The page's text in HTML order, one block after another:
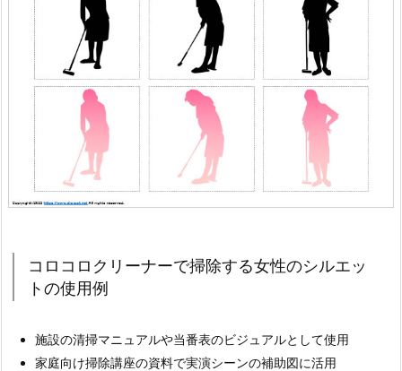
コロコロクリーナーで掃除する女性のシルエッ
トの使用例
施設の清掃マニュアルや当番表のビジュアルとして使用
家庭向け掃除講座の資料で実演シーンの補助図に活用